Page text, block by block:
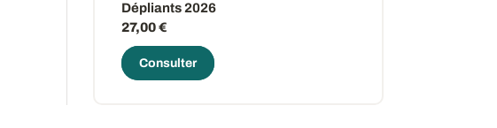
Dépliants 2026
27,00 €
Consulter